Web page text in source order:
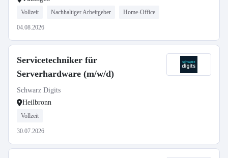
Vollzeit Nachhaltiger Arbeitgeber Home-Office
04.08.2026
Servicetechniker für
Serverhardware (m/w/d)
Schwarz Digits
Heilbronn
Vollzeit
30.07.2026